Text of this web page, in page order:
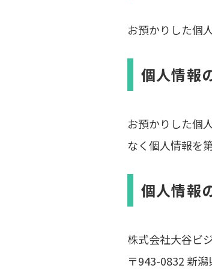
お預かりした個
個人情報
お預かりした個
なく個人情報を
個人情報
株式会社大谷ビ
〒943-0832 新